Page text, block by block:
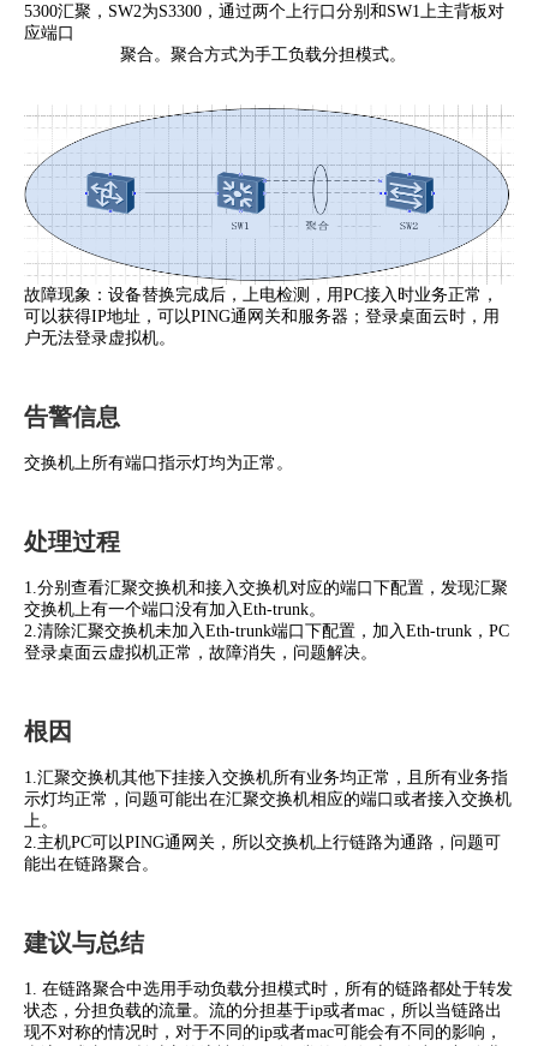
5300汇聚，SW2为S3300，通过两个上行口分别和SW1上主背板对
应端口
聚合。聚合方式为手工负载分担模式。
故障现象：设备替换完成后，上电检测，用PC接入时业务正常，
可以获得IP地址，可以PING通网关和服务器；登录桌面云时，用
户无法登录虚拟机。
告警信息
交换机上所有端口指示灯均为正常。
处理过程
1.分别查看汇聚交换机和接入交换机对应的端口下配置，发现汇聚
交换机上有一个端口没有加入Eth-trunk。
2.清除汇聚交换机未加入Eth-trunk端口下配置，加入Eth-trunk，PC
登录桌面云虚拟机正常，故障消失，问题解决。
根因
1.汇聚交换机其他下挂接入交换机所有业务均正常，且所有业务指
示灯均正常，问题可能出在汇聚交换机相应的端口或者接入交换机
上。
2.主机PC可以PING通网关，所以交换机上行链路为通路，问题可
能出在链路聚合。
建议与总结
1. 在链路聚合中选用手动负载分担模式时，所有的链路都处于转发
状态，分担负载的流量。流的分担基于ip或者mac，所以当链路出
现不对称的情况时，对于不同的ip或者mac可能会有不同的影响，